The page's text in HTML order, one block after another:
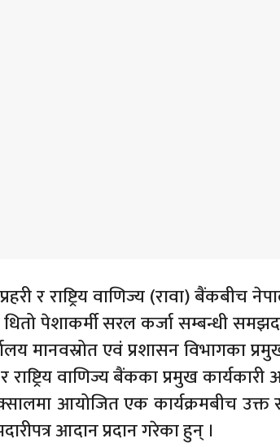
र राष्ट्रिय वाणिज्य (रावा) बैंकबीच
पेशाकर्मी सरल कर्जा सम्बन्धी
मानवस्रोत एवं प्रशासन विभागका
राष्ट्रिय वाणिज्य बैंकका प्रमुख कार्यकारी
आयोजित एक कार्यक्रमबीच उक्त
आदान प्रदान गरेका हुन् ।